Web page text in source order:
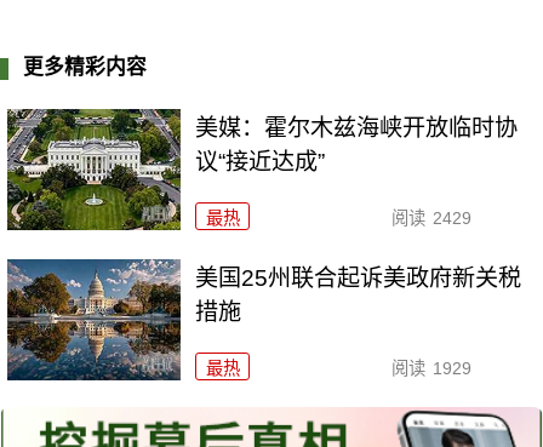
更多精彩内容
美媒：霍尔木兹海峡开放临时协
议“接近达成”
最热 阅读 2429
美国25州联合起诉美政府新关税
措施
最热 阅读 1929